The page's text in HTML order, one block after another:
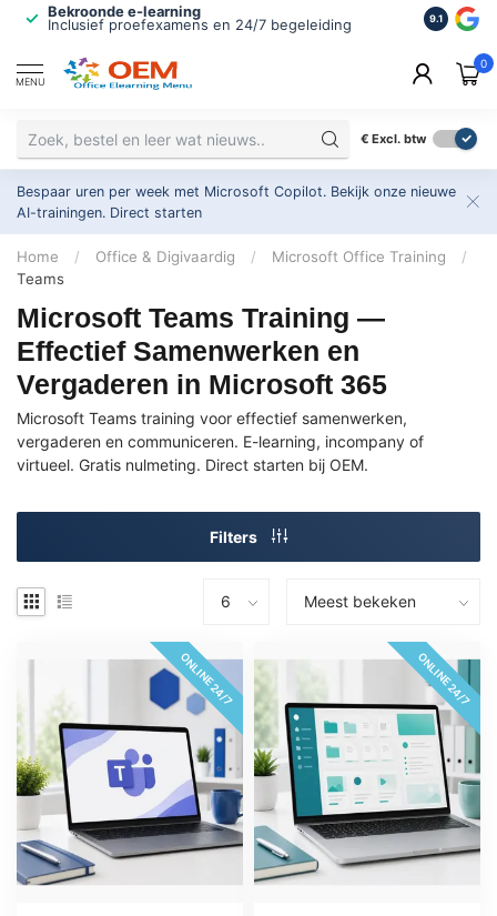
Bekroonde e-learning
Inclusief proefexamens en 24/7 begeleiding
ISO
2.500+
9.1
MENU
0
€ Excl. btw
Bespaar uren per week met Microsoft Copilot. Bekijk onze nieuwe
AI-trainingen. Direct starten
Home / Office & Digivaardig / Microsoft Office Training
/
Teams
Microsoft Teams Training —
Effectief Samenwerken en
Vergaderen in Microsoft 365
Microsoft Teams training voor effectief samenwerken,
vergaderen en communiceren. E-learning, incompany of
virtueel. Gratis nulmeting. Direct starten bij OEM.
Filters
ONLINE 24/7 ONLINE 24/7